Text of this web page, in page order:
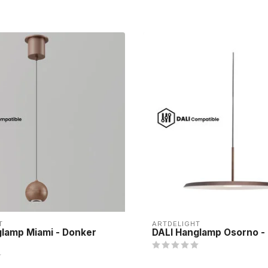
Miami - Donker
ARTDELIGHT
DALI Hanglamp Osorno